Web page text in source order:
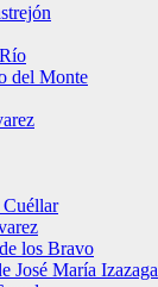
del Monte
Cuéllar
los Bravo
José María Izazaga